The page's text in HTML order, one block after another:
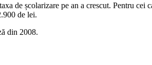
de școlarizare pe an a crescut. Pentru
de lei.
din 2008.